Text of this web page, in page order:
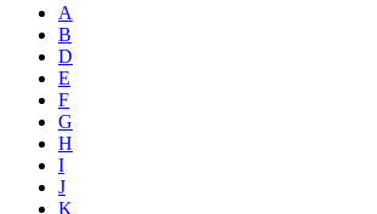
A
B
D
E
F
G
H
I
J
K